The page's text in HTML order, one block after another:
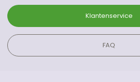
Klantenservice
FAQ